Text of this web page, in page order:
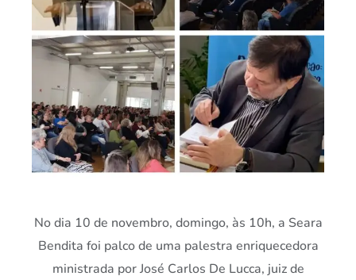
No dia 10 de novembro, domingo, às 10h, a Seara
Bendita foi palco de uma palestra enriquecedora
ministrada por José Carlos De Lucca, juiz de